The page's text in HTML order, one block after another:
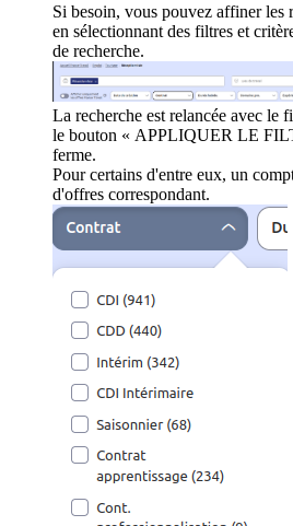
Si besoin, vous pouvez affiner les
en sélectionnant des filtres et
de recherche.
La recherche est relancée avec le
le bouton « APPLIQUER LE
ferme.
Pour certains d'entre eux, un
d'offres correspondant.